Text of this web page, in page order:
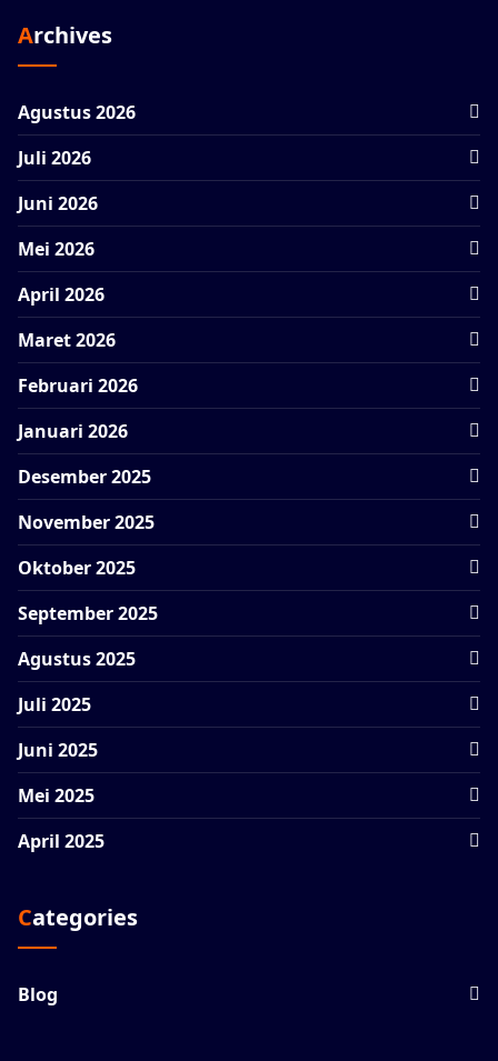
Archives
Agustus 2026
Juli 2026
Juni 2026
Mei 2026
April 2026
Maret 2026
Februari 2026
Januari 2026
Desember 2025
November 2025
Oktober 2025
September 2025
Agustus 2025
Juli 2025
Juni 2025
Mei 2025
April 2025
Categories
Blog